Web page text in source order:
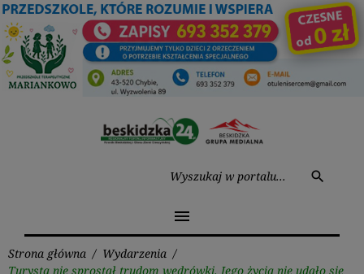
Przejdź
do
treści
search
menu
Strona główna / Wydarzenia /
Turysta nie sprostał trudom wędrówki. Jego życia nie udało się